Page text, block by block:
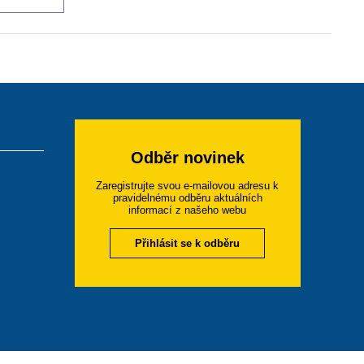
Odběr novinek
Zaregistrujte svou e-mailovou adresu k
pravidelnému odběru aktuálních
informací z našeho webu
Přihlásit se k odběru